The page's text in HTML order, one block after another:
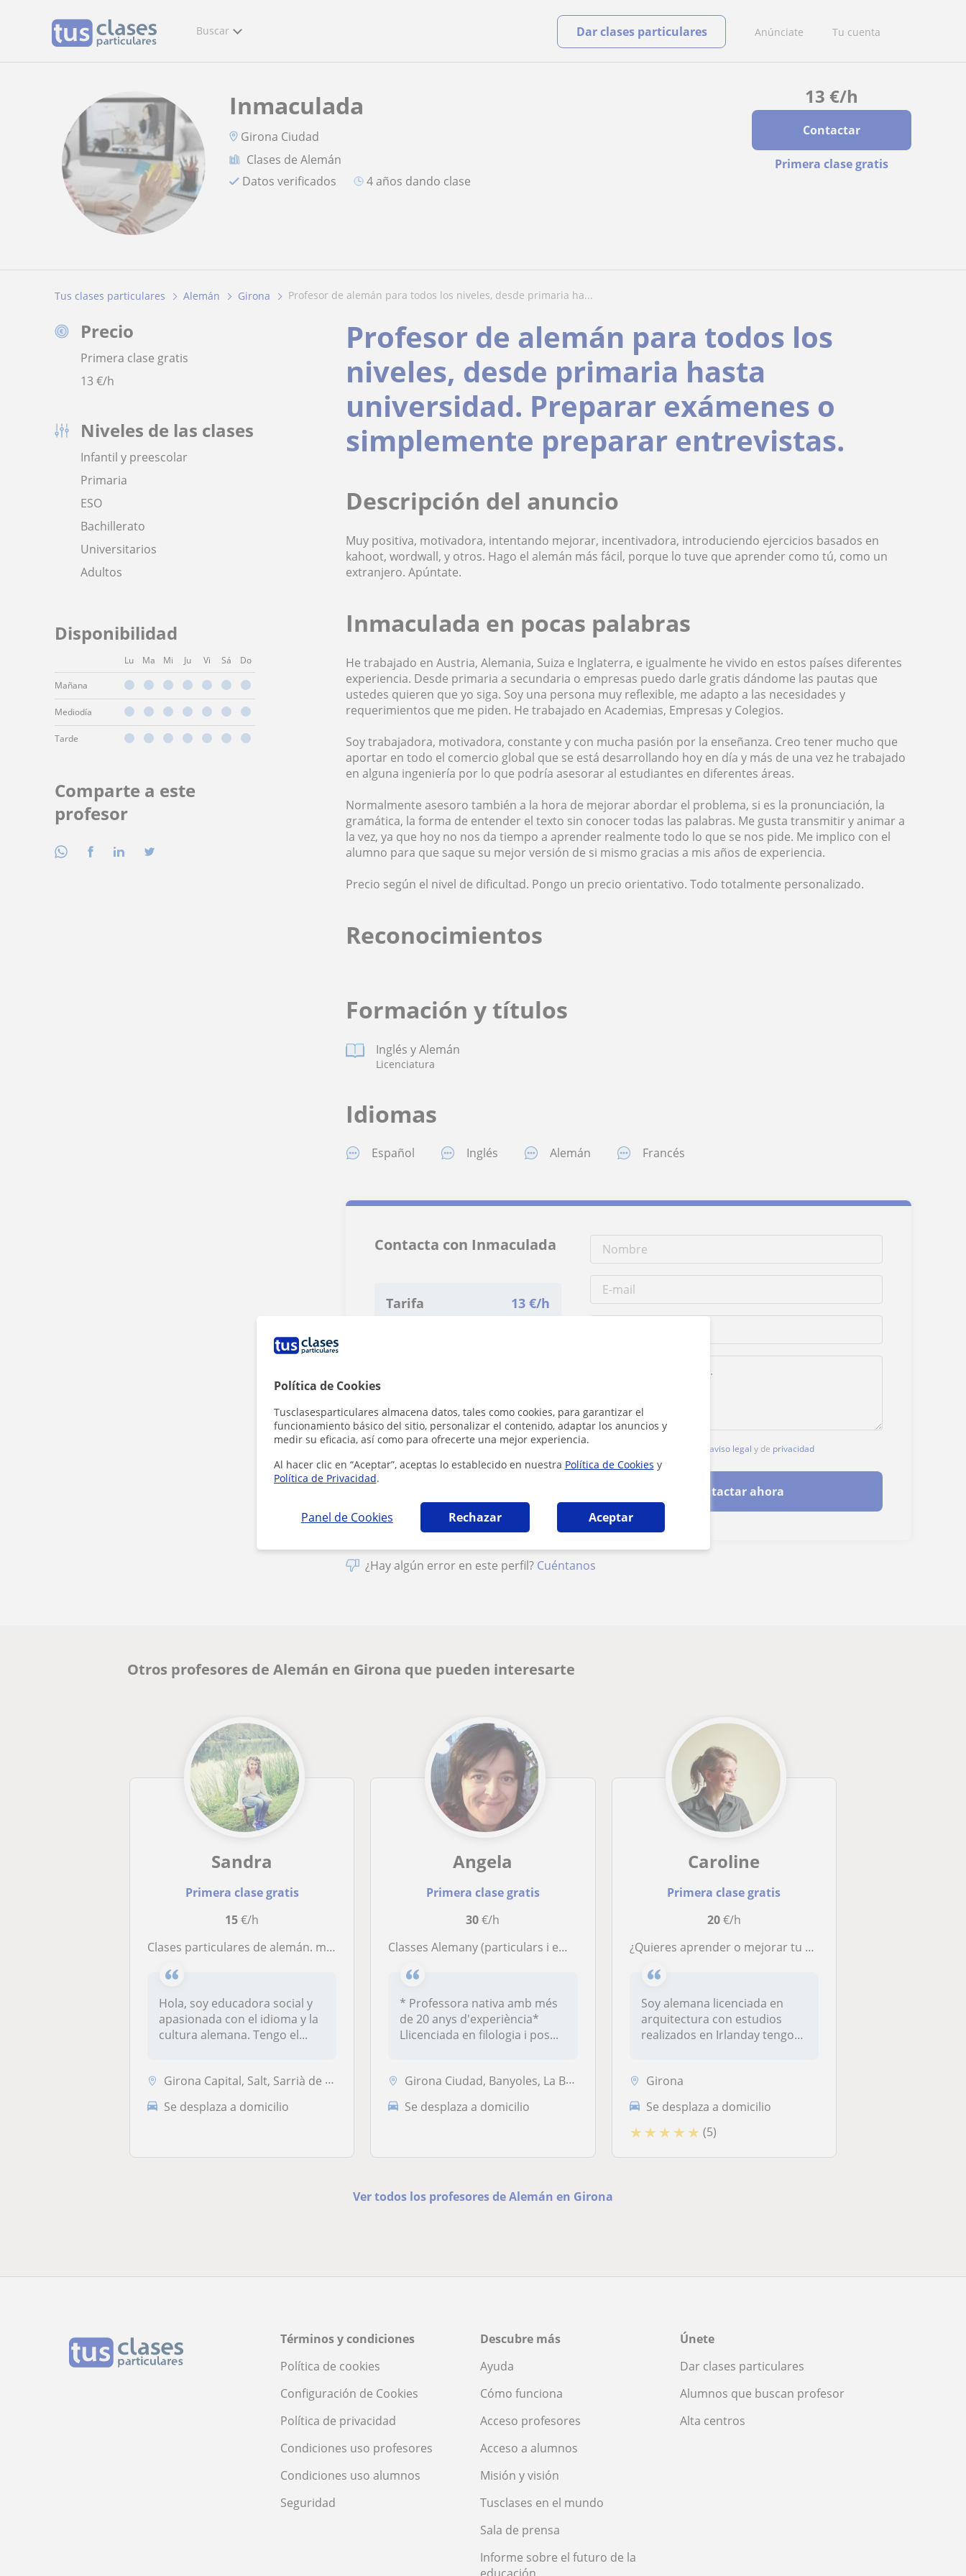
Política de Cookies
Tusclasesparticulares almacena datos, tales como cookies, para garantizar el
funcionamiento básico del sitio, personalizar el contenido, adaptar los anuncios y
medir su eficacia, así como para ofrecerte una mejor experiencia.
Al hacer clic en “Aceptar”, aceptas lo establecido en nuestra Política de Cookies y
Política de Privacidad.
Panel de Cookies Rechazar Aceptar
Buscar Anúnciate Tu cuenta
Dar clases particulares
13 €/h
Contactar
Primera clase gratis
Inmaculada
Girona Ciudad
Clases de Alemán
Datos verificados
4 años dando clase
Tus clases particulares Alemán Girona profesor de alemán para todos los niveles, desde primaria ha...
Precio
Primera clase gratis
13 €/h
Niveles de las clases
Infantil y preescolar
Primaria
ESO
Bachillerato
Universitarios
Adultos
Disponibilidad
Lu Ma Mi Ju Vi Sá Do
Mañana
Mediodía
Tarde
Comparte a este
profesor
Profesor de alemán para todos los
niveles, desde primaria hasta
universidad. Preparar exámenes o
simplemente preparar entrevistas.
Descripción del anuncio
Muy positiva, motivadora, intentando mejorar, incentivadora, introduciendo ejercicios basados en
kahoot, wordwall, y otros. Hago el alemán más fácil, porque lo tuve que aprender como tú, como un
extranjero. Apúntate.
Inmaculada en pocas palabras
He trabajado en Austria, Alemania, Suiza e Inglaterra, e igualmente he vivido en estos países diferentes
experiencia. Desde primaria a secundaria o empresas puedo darle gratis dándome las pautas que
ustedes quieren que yo siga. Soy una persona muy reflexible, me adapto a las necesidades y
requerimientos que me piden. He trabajado en Academias, Empresas y Colegios.
Soy trabajadora, motivadora, constante y con mucha pasión por la enseñanza. Creo tener mucho que
aportar en todo el comercio global que se está desarrollando hoy en día y más de una vez he trabajado
en alguna ingeniería por lo que podría asesorar al estudiantes en diferentes áreas.
Normalmente asesoro también a la hora de mejorar abordar el problema, si es la pronunciación, la
gramática, la forma de entender el texto sin conocer todas las palabras. Me gusta transmitir y animar a
la vez, ya que hoy no nos da tiempo a aprender realmente todo lo que se nos pide. Me implico con el
alumno para que saque su mejor versión de si mismo gracias a mis años de experiencia.
Precio según el nivel de dificultad. Pongo un precio orientativo. Todo totalmente personalizado.
Reconocimientos
Formación y títulos
Inglés y Alemán
Licenciatura
Idiomas
Español Inglés Alemán Francés
Contacta con Inmaculada
Tarifa 13 €/h
aviso legal y de privacidad
Contactar ahora
¿Hay algún error en este perfil? Cuéntanos
Otros profesores de Alemán en Girona que pueden interesarte
Sandra
Primera clase gratis
15€/h
Clases particulares de alemán. me adapto a tus necesidades!
Hola, soy educadora social y
apasionada con el idioma y la
cultura alemana. Tengo el...
Girona Capital, Salt, Sarrià de Ter, Vilablareix
Se desplaza a domicilio
Angela
Primera clase gratis
30€/h
Classes Alemany (particulars i empreses)
* Professora nativa amb més
de 20 anys d'experiència*
Llicenciada en filologia i pos...
Girona Ciudad, Banyoles, La Bisbal D'Empordà, Cassà de la Selva, Forne...
Se desplaza a domicilio
Caroline
Primera clase gratis
20€/h
¿Quieres aprender o mejorar tu Alemán?
Soy alemana licenciada en
arquitectura con estudios
realizados en Irlanday tengo
Girona
Se desplaza a domicilio
★ ★ ★ ★ ★ (5)
Ver todos los profesores de Alemán en Girona
Términos y condiciones
Política de cookies
Configuración de Cookies
Política de privacidad
Condiciones uso profesores
Condiciones uso alumnos
Seguridad
Descubre más
Ayuda
Cómo funciona
Acceso profesores
Acceso a alumnos
Misión y visión
Tusclases en el mundo
Sala de prensa
Informe sobre el futuro de la
Únete
Dar clases particulares
Alumnos que buscan profesor
Alta centros